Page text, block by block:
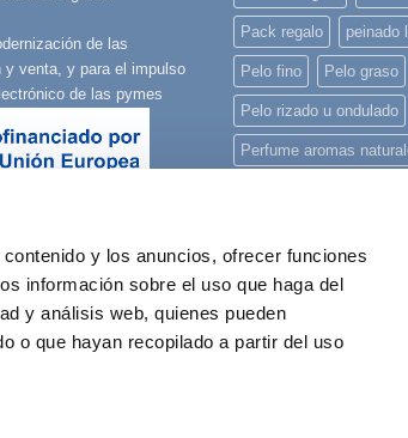
y los anuncios, ofrecer funciones
información sobre el uso que haga del
y análisis web, quienes pueden
o que hayan recopilado a partir del uso
de las
venta, y para el impulso
de las pymes
Pack regalo peinado
Pelo fino Pelo graso
Pelo rizado u ondulado
Perfume aromas
reconstruye tu pelo
regalos rizos